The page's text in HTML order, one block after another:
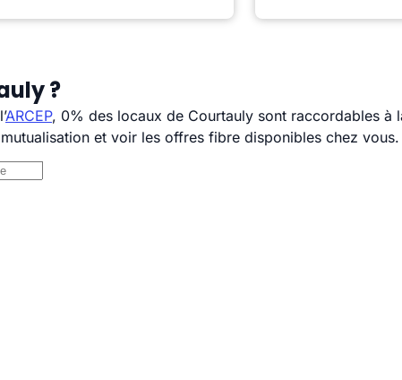
?
ARCEP, 0% des locaux de Courtauly sont raccordables à
et voir les offres fibre disponibles chez vous.